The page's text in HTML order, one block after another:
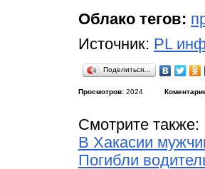
Облако тегов:
Источник: PL
Поделиться…
Просмотров: 2024
Смотрите также:
В Хакасии
Погибли